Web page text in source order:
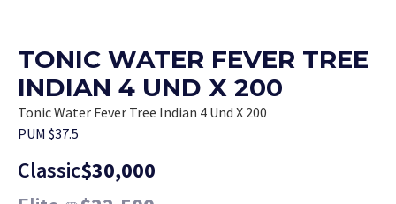
TONIC WATER FEVER TREE
INDIAN 4 UND X 200
Tonic Water Fever Tree Indian 4 Und X 200
PUM $37.5
Classic$30,000